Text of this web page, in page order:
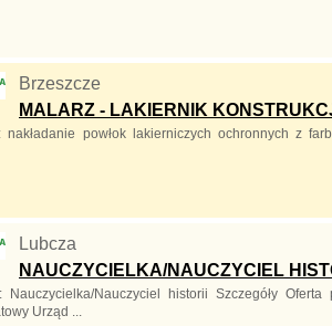
Brzeszcze
MALARZ - LAKIERNIK
nakładanie powłok lakierniczych ochronnych z
Lubcza
NAUCZYCIELKA/NAUCZYCIEL
Nauczycielka/Nauczyciel historii Szczegóły
Urząd ...